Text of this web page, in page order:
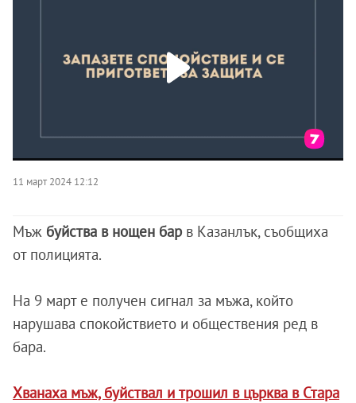
11 март 2024 12:12
Мъж буйства в нощен бар в Казанлък, съобщиха
от полицията.
На 9 март е получен сигнал за мъжа, който
нарушава спокойствието и обществения ред в
бара.
Хванаха мъж, буйствал и трошил в църква в Стара